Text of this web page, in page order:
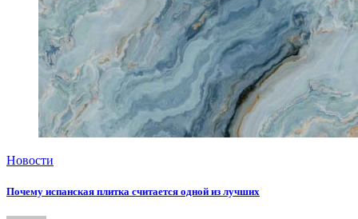
Новости
Почему испанская плитка считается одной из лучших